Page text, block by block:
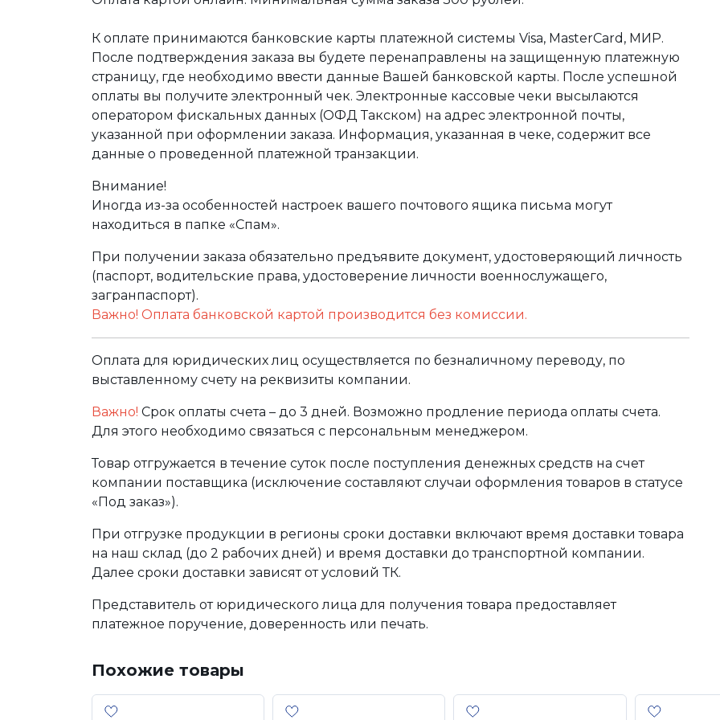
К оплате принимаются банковские карты платежной системы Visa, MasterCard, МИР.
После подтверждения заказа вы будете перенаправлены на защищенную платежную
страницу, где необходимо ввести данные Вашей банковской карты. После успешной
оплаты вы получите электронный чек. Электронные кассовые чеки высылаются
оператором фискальных данных (ОФД Такском) на адрес электронной почты,
указанной при оформлении заказа. Информация, указанная в чеке, содержит все
данные о проведенной платежной транзакции.
Внимание!
Иногда из-за особенностей настроек вашего почтового ящика письма могут
находиться в папке «Спам».
При получении заказа обязательно предъявите документ, удостоверяющий личность
(паспорт, водительские права, удостоверение личности военнослужащего,
загранпаспорт).
Важно! Оплата банковской картой производится без комиссии.
Оплата для юридических лиц осуществляется по безналичному переводу, по
выставленному счету на реквизиты компании.
Важно! Срок оплаты счета – до 3 дней. Возможно продление периода оплаты счета.
Для этого необходимо связаться с персональным менеджером.
Товар отгружается в течение суток после поступления денежных средств на счет
компании поставщика (исключение составляют случаи оформления товаров в статусе
«Под заказ»).
При отгрузке продукции в регионы сроки доставки включают время доставки товара
на наш склад (до 2 рабочих дней) и время доставки до транспортной компании.
Далее сроки доставки зависят от условий ТК.
Представитель от юридического лица для получения товара предоставляет
платежное поручение, доверенность или печать.
Похожие товары